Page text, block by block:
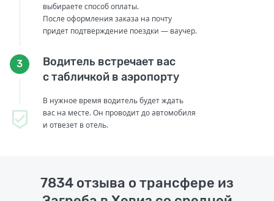
выбираете способ оплаты.
После оформления заказа на почту
придет подтверждение поездки — ваучер.
3
Водитель встречает вас
с табличкой в аэропорту
В нужное время водитель будет ждать
вас на месте. Он проводит до автомобиля
и отвезет в отель.
7834 отзыва о трансфере из